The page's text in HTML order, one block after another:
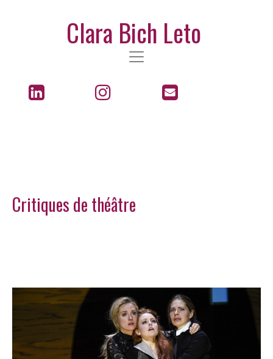
Clara Bich Leto
Critiques de théâtre